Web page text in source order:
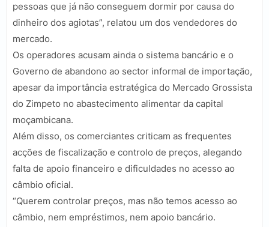
pessoas que já não conseguem dormir por causa do
dinheiro dos agiotas”, relatou um dos vendedores do
mercado.
Os operadores acusam ainda o sistema bancário e o
Governo de abandono ao sector informal de importação,
apesar da importância estratégica do Mercado Grossista
do Zimpeto no abastecimento alimentar da capital
moçambicana.
Além disso, os comerciantes criticam as frequentes
acções de fiscalização e controlo de preços, alegando
falta de apoio financeiro e dificuldades no acesso ao
câmbio oficial.
“Querem controlar preços, mas não temos acesso ao
câmbio, nem empréstimos, nem apoio bancário.